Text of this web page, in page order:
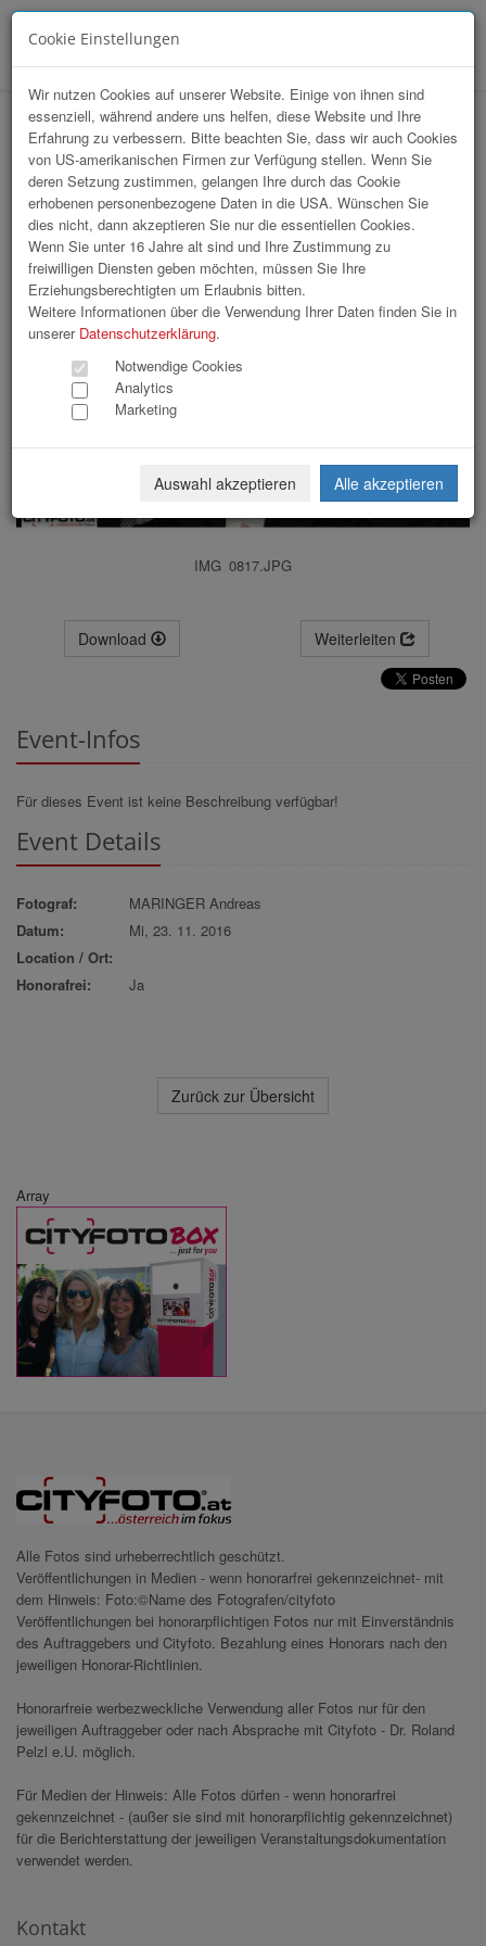
hr-lounge Mitte zu Gast bei Greiner
Holding AG
IMG_0817.JPG
Download Weiterleiten
Event-Infos
Für dieses Event ist keine Beschreibung verfügbar!
Event Details
Fotograf:
MARINGER Andreas
Datum:
Mi, 23. 11. 2016
Location / Ort:
Honorafrei:
Ja
Zurück zur Übersicht
Array
Alle Fotos sind urheberrechtlich geschützt.
Veröffentlichungen in Medien - wenn honorarfrei gekennzeichnet- mit
dem Hinweis: Foto:©Name des Fotografen/cityfoto
Veröffentlichungen bei honorarpflichtigen Fotos nur mit Einverständnis
des Auftraggebers und Cityfoto. Bezahlung eines Honorars nach den
jeweiligen Honorar-Richtlinien.
Honorarfreie werbezweckliche Verwendung aller Fotos nur für den
jeweiligen Auftraggeber oder nach Absprache mit Cityfoto - Dr. Roland
Pelzl e.U. möglich.
Für Medien der Hinweis: Alle Fotos dürfen - wenn honorarfrei
gekennzeichnet - (außer sie sind mit honorarpflichtig gekennzeichnet)
für die Berichterstattung der jeweiligen Veranstaltungsdokumentation
verwendet werden.
Kontakt
Cookie Einstellungen
Wir nutzen Cookies auf unserer Website. Einige von ihnen sind
essenziell, während andere uns helfen, diese Website und Ihre
Erfahrung zu verbessern. Bitte beachten Sie, dass wir auch Cookies
von US-amerikanischen Firmen zur Verfügung stellen. Wenn Sie
deren Setzung zustimmen, gelangen Ihre durch das Cookie
erhobenen personenbezogene Daten in die USA. Wünschen Sie
dies nicht, dann akzeptieren Sie nur die essentiellen Cookies.
Wenn Sie unter 16 Jahre alt sind und Ihre Zustimmung zu
freiwilligen Diensten geben möchten, müssen Sie Ihre
Erziehungsberechtigten um Erlaubnis bitten.
Weitere Informationen über die Verwendung Ihrer Daten finden Sie in
unserer Datenschutzerklärung.
Notwendige Cookies
Analytics
Marketing
Auswahl akzeptieren Alle akzeptieren